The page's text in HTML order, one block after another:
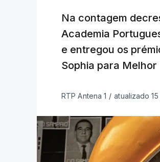
Na contagem
Academia
e entregou os
Sophia para
RTP Antena 1 / atualizado